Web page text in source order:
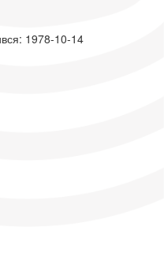
1978-10-14